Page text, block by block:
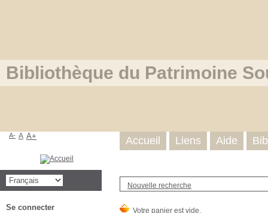
Bibliothèque du Patrimoine
Nouvelle recherche
Accueil Liens Aide
A- A A+
Se connecter